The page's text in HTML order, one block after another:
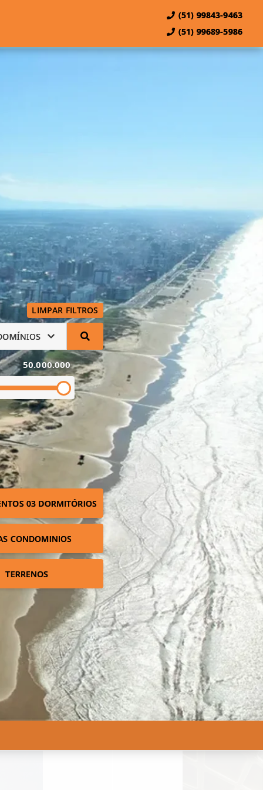
(51) 99843-9463
(51) 99689-5986
LIMPAR FILTROS
50.000.000
03 DORMITÓRIOS
CONDOMINIOS
TERRENOS